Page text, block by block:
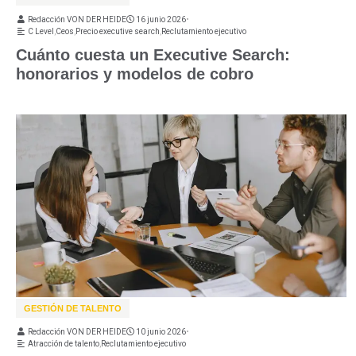
Cuánto cuesta un Executive Search:
honorarios y modelos de cobro
Redacción VON DER HEIDE 16 junio 2026•
C Level ,Ceos,Precio executive search,Reclutamiento ejecutivo
GESTIÓN DE TALENTO
Redacción VON DER HEIDE 10 junio 2026•
Atracción de talento,Reclutamiento ejecutivo